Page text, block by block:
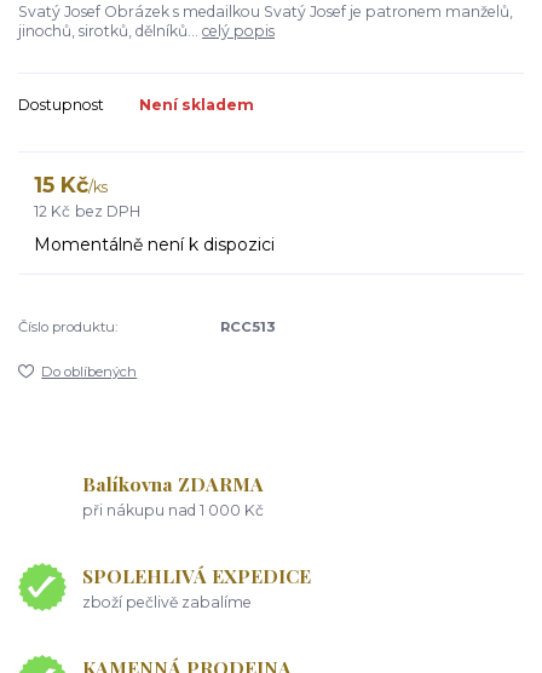
Svatý Josef Obrázek s medailkou Svatý Josef je patronem manželů,
jinochů, sirotků, dělníků... celý popis
Dostupnost Není skladem
15 Kč/ks
12 Kč bez DPH
Momentálně není k dispozici
Číslo produktu: RCC513
Do oblíbených
Balíkovna ZDARMA
při nákupu nad 1 000 Kč
SPOLEHLIVÁ EXPEDICE
zboží pečlivě zabalíme
KAMENNÁ PRODEJNA